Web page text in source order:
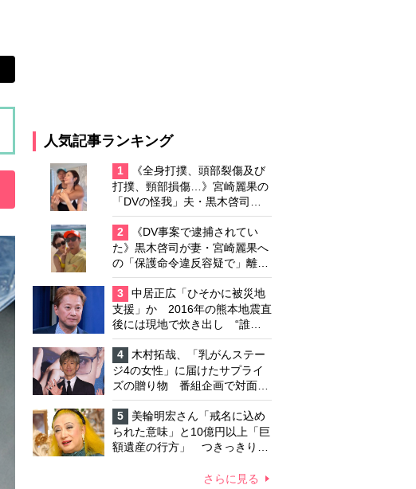
人気記事ランキング
1
《全身打撲、頭部裂傷及び
打撲、頸部損傷…》宮崎麗果の
「DVの怪我」夫・黒木啓司の
逮捕で始まる「夫婦の闘争」
2
《DV事案で逮捕されてい
た》黒木啓司が妻・宮崎麗果へ
の「保護命令違反容疑で」離婚
協議は「第二ステージ」へ
3
中居正広「ひそかに被災地
支援」か 2016年の熊本地震直
後には現地で炊き出し “誰に
も知られなくて良い”と、むし
ろ強まる福祉活動への思い
4
木村拓哉、「乳がんステー
ジ4の女性」に届けたサプライ
ズの贈り物 番組企画で対面し
たファンが、夢と希望を与える
心遣いに「うれしくて号泣しま
した」
5
美輪明宏さん「戒名に込め
られた意味」と10億円以上「巨
額遺産の行方」 つきっきりで
さらに見る